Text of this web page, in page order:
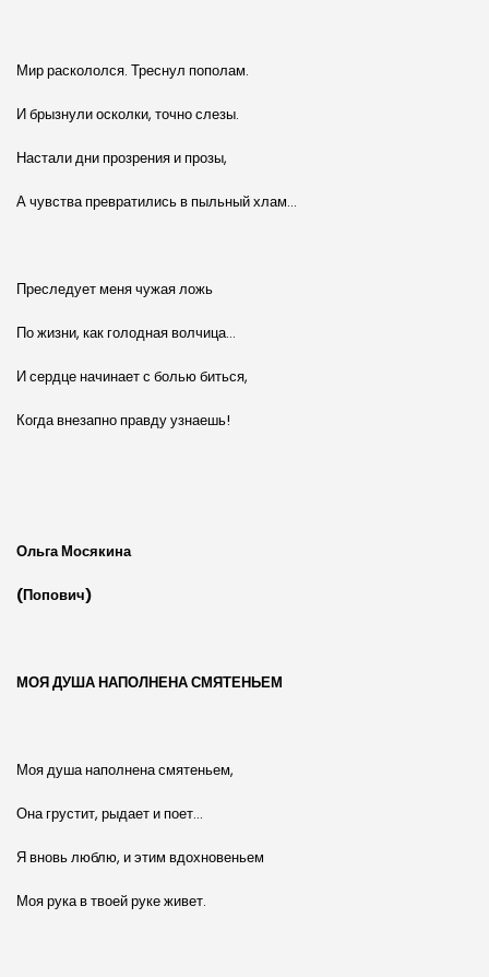
Мир раскололся. Треснул пополам.
И брызнули осколки, точно слезы.
Настали дни прозрения и прозы,
А чувства превратились в пыльный хлам…
Преследует меня чужая ложь
По жизни, как голодная волчица…
И сердце начинает с болью биться,
Когда внезапно правду узнаешь!
Ольга Мосякина
(Попович)
МОЯ ДУША НАПОЛНЕНА СМЯТЕНЬЕМ
Моя душа наполнена смятеньем,
Она грустит, рыдает и поет…
Я вновь люблю, и этим вдохновеньем
Моя рука в твоей руке живет.